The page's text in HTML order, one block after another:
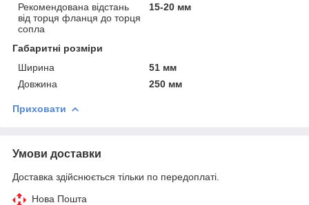
Рекомендована відстань
від торця фланця до торця
сопла
15-20 мм
Габаритні розміри
Ширина
51 мм
Довжина
250 мм
Приховати
Умови доставки
Доставка здійснюється тільки по передоплаті.
Нова Пошта